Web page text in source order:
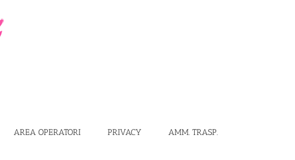
AREA OPERATORI PRIVACY AMM. TRASP.